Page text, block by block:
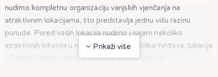
nudimo kompletnu organizaciju vanjskih vjenčanja na
atraktivnim lokacijama, što predstavlja jednu višu razinu
ponude. Pored vaših lokacija nudimo i najam nekoliko
atraktivnih lokacija u našoj županiji, kao Kliška tvrđava, lokacije
u Saloni, Gašpina mlinica u Solinu, Dioklecijanovi
Prikaži više